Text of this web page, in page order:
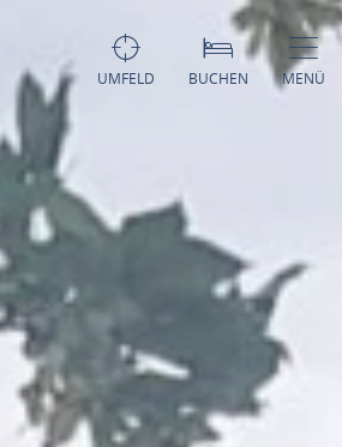
UMFELD BUCHEN MENÜ